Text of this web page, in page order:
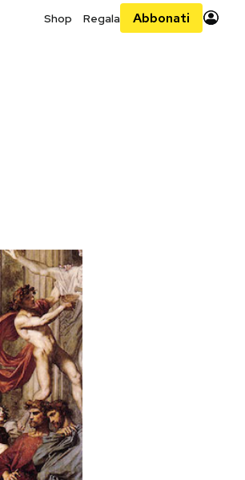
Shop Regala Abbonati